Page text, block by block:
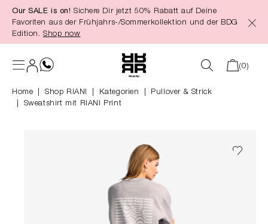
springen
Our SALE is on! Sichere Dir jetzt 50% Rabatt auf Deine
Favoriten aus der Frühjahrs-/Sommerkollektion und der BDG
Edition. Shop now
(0)
Home Shop RIANI Kategorien
Pullover & Strick
Sweatshirt mit RIANI Print